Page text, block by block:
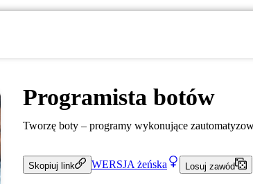
Programista botów
Tworzę boty – programy wykonujące
Skopiuj link WERSJA żeńska Losuj zawód